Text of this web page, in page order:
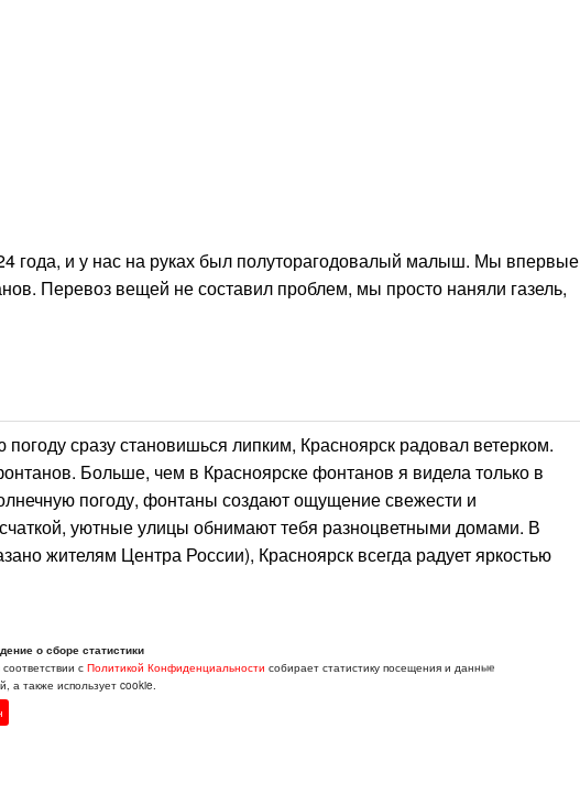
года, и у нас на руках был полуторагодовалый малыш. Мы впервые
Перевоз вещей не составил проблем, мы просто наняли газель,
сразу становишься липким, Красноярск радовал ветерком.
Больше, чем в Красноярске фонтанов я видела только в
погоду, фонтаны создают ощущение свежести и
уютные улицы обнимают тебя разноцветными домами. В
жителям Центра России), Красноярск всегда радует яркостью
о сборе статистики
с Политикой Конфиденциальности собирает статистику посещения и данные
а также использует cookie.